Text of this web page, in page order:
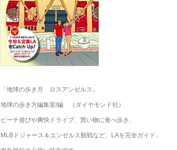
「地球の歩き方 ロスアンゼルス」
地球の歩き方編集室/編 （ダイヤモンド社）
ビーチ遊びや爽快ドライブ、買い物に食べ歩き、
MLBドジャース＆エンゼルス観戦など、LAを完全ガイド。